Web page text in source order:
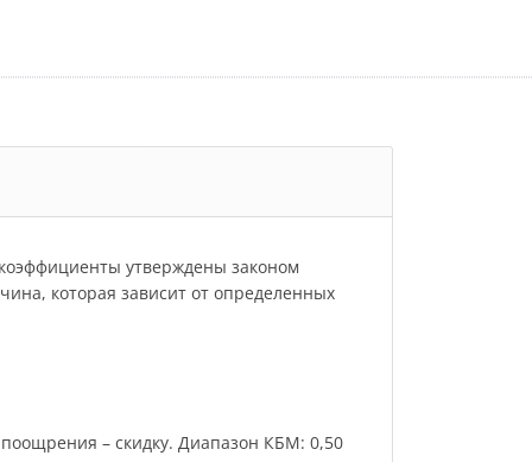
утверждены законом
которая зависит от определенных
– скидку. Диапазон КБМ: 0,50